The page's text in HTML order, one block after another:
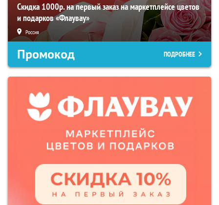
Скидка 1000р. на первый заказ на маркетплейсе цветов
и подарков «Флаувау»
Россия
Промокод ПОДРОБНЕЕ